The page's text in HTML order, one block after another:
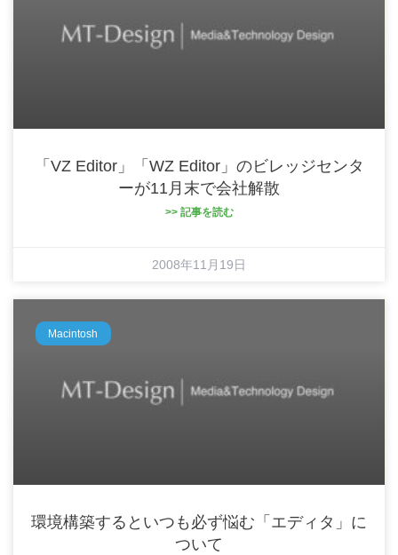
「VZ Editor」「WZ Editor」のビレッジセンタ
ーが11月末で会社解散
>> 記事を読む
2008年11月19日
Macintosh
環境構築するといつも必ず悩む「エディタ」に
ついて